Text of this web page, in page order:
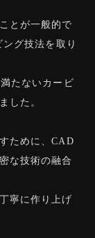
とが一般的で
グ技法を取り
たないカービ
した。
ために、CAD
な技術の融合
寧に作り上げ